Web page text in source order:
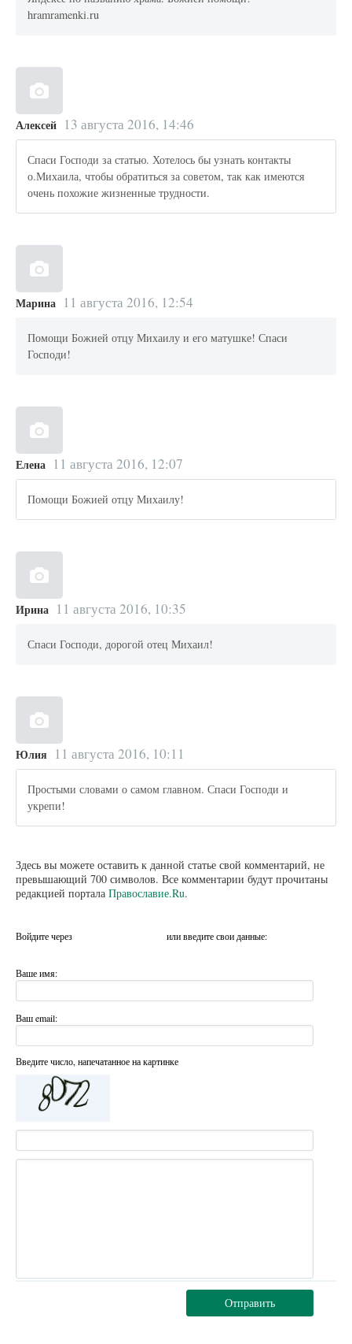
hramramenki.ru
Алексей 13 августа 2016, 14:46
Спаси Господи за статью. Хотелось бы узнать контакты
о.Михаила, чтобы обратиться за советом, так как имеются
очень похожие жизненные трудности.
Марина 11 августа 2016, 12:54
Помощи Божией отцу Михаилу и его матушке! Спаси
Господи!
Елена 11 августа 2016, 12:07
Помощи Божией отцу Михаилу!
Ирина 11 августа 2016, 10:35
Спаси Господи, дорогой отец Михаил!
Юлия 11 августа 2016, 10:11
Простыми словами о самом главном. Спаси Господи и
укрепи!
Здесь вы можете оставить к данной статье свой комментарий, не
превышающий 700 символов. Все комментарии будут прочитаны
редакцией портала Православие.Ru.
Войдите через или введите свои данные:
Ваше имя:
Ваш email:
Введите число, напечатанное на картинке
Отправить